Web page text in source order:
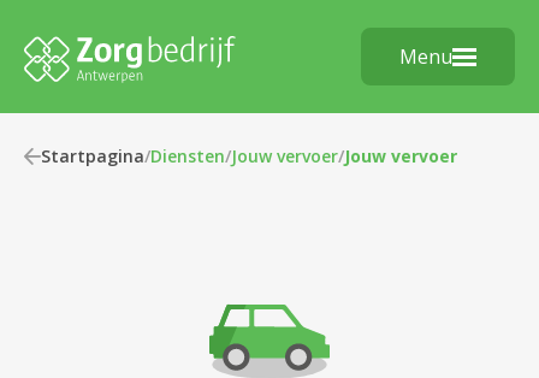
Menu
Startpagina/Diensten/Jouw vervoer/Jouw vervoer